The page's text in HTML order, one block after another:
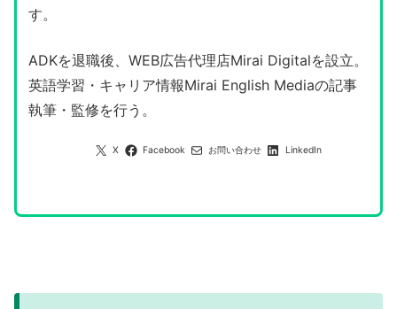
す。
ADKを退職後、WEB広告代理店Mirai Digitalを設立。
英語学習・キャリア情報Mirai English Mediaの記事
執筆・監修を行う。
X Facebook お問い合わせ LinkedIn